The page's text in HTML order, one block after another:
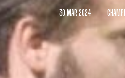
30 MAR 2024